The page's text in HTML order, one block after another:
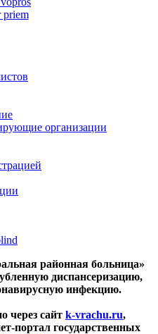
организации
районная больница»
диспансеризацию,
инфекцию.
через сайт k-vrachu.ru,
портал государственных